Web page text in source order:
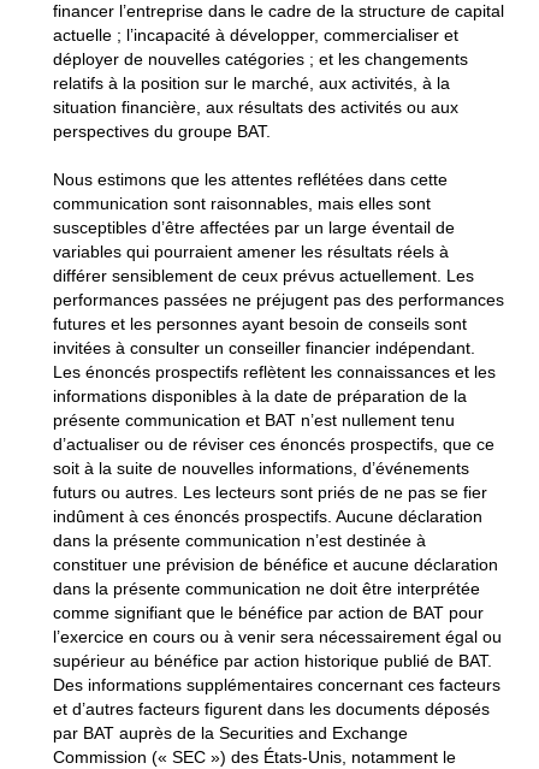
financer l’entreprise dans le cadre de la structure de capital
actuelle ; l’incapacité à développer, commercialiser et
déployer de nouvelles catégories ; et les changements
relatifs à la position sur le marché, aux activités, à la
situation financière, aux résultats des activités ou aux
perspectives du groupe BAT.
Nous estimons que les attentes reflétées dans cette
communication sont raisonnables, mais elles sont
susceptibles d’être affectées par un large éventail de
variables qui pourraient amener les résultats réels à
différer sensiblement de ceux prévus actuellement. Les
performances passées ne préjugent pas des performances
futures et les personnes ayant besoin de conseils sont
invitées à consulter un conseiller financier indépendant.
Les énoncés prospectifs reflètent les connaissances et les
informations disponibles à la date de préparation de la
présente communication et BAT n’est nullement tenu
d’actualiser ou de réviser ces énoncés prospectifs, que ce
soit à la suite de nouvelles informations, d’événements
futurs ou autres. Les lecteurs sont priés de ne pas se fier
indûment à ces énoncés prospectifs. Aucune déclaration
dans la présente communication n’est destinée à
constituer une prévision de bénéfice et aucune déclaration
dans la présente communication ne doit être interprétée
comme signifiant que le bénéfice par action de BAT pour
l’exercice en cours ou à venir sera nécessairement égal ou
supérieur au bénéfice par action historique publié de BAT.
Des informations supplémentaires concernant ces facteurs
et d’autres facteurs figurent dans les documents déposés
par BAT auprès de la Securities and Exchange
Commission (« SEC ») des États-Unis, notamment le